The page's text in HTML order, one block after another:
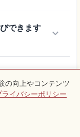
できます
keyboard_arrow_down
はありますkeyboard_arrow_down
は？
付近のスポット
る
の向上やコンテンツ
ライバシーポリシー